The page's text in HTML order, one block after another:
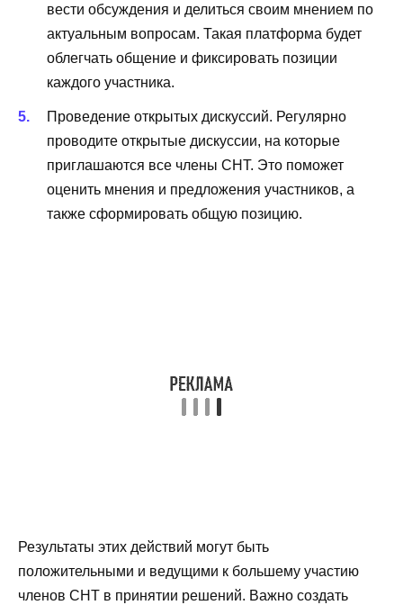
вести обсуждения и делиться своим мнением по
актуальным вопросам. Такая платформа будет
облегчать общение и фиксировать позиции
каждого участника.
Проведение открытых дискуссий. Регулярно
проводите открытые дискуссии, на которые
приглашаются все члены СНТ. Это поможет
оценить мнения и предложения участников, а
также сформировать общую позицию.
Результаты этих действий могут быть
положительными и ведущими к большему участию
членов СНТ в принятии решений. Важно создать